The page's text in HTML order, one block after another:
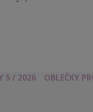
5 / 2026 OBLEČKY